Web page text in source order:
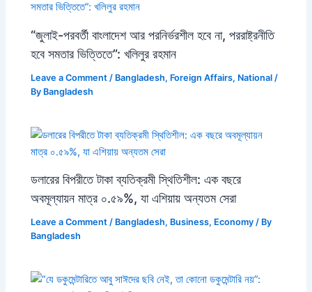
“জুলাই-পরবর্তী বাংলাদেশ আর পরনির্ভরশীল হবে না, পররাষ্ট্রনীতি
হবে সমতার ভিত্তিতে”: খলিলুর রহমান
Leave a Comment / Bangladesh, Foreign Affairs, National /
By Bangladesh
ডলারের বিপরীতে টাকা ব্যতিক্রমী স্থিতিশীল: এক বছরে
অবমূল্যায়ন মাত্র ০.৫৯%, যা এশিয়ায় অন্যতম সেরা
Leave a Comment / Bangladesh, Business, Economy / By
Bangladesh